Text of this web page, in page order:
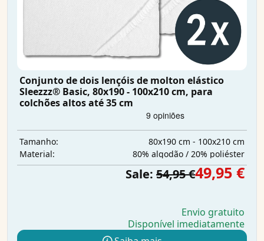
Conjunto de dois lençóis de molton elástico
Sleezzz® Basic, 80x190 - 100x210 cm, para
colchões altos até 35 cm
Tamanho:
80x190 cm - 100x210 cm
Material:
80% algodão / 20% poliéster
Sale: 54,95 €49,95 €
Envio gratuito
Disponível imediatamente